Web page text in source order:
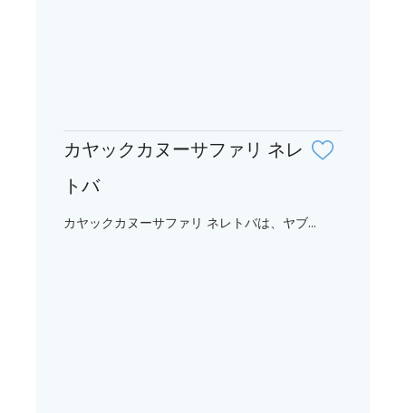
カヤックカヌーサファリ ネレ
トバ
カヤックカヌーサファリ ネレトバは、ヤブ...